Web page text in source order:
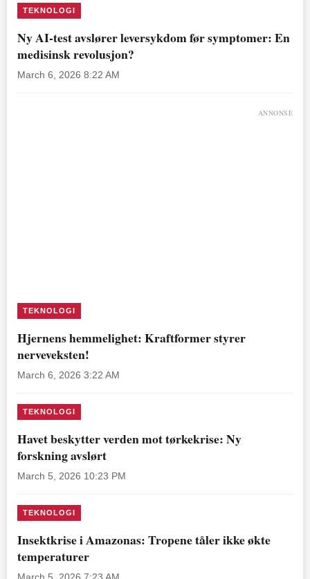
TEKNOLOGI
Ny AI-test avslører leversykdom før symptomer: En
medisinsk revolusjon?
March 6, 2026 8:22 AM
ANNONSE
TEKNOLOGI
Hjernens hemmelighet: Kraftformer styrer
nerveveksten!
March 6, 2026 3:22 AM
TEKNOLOGI
Havet beskytter verden mot tørkekrise: Ny
forskning avslørt
March 5, 2026 10:23 PM
TEKNOLOGI
Insektkrise i Amazonas: Tropene tåler ikke økte
temperaturer